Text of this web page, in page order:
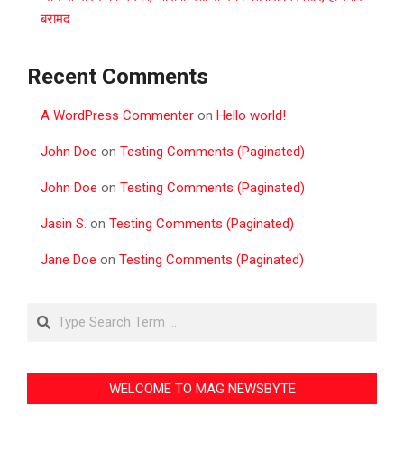
बरामद
Recent Comments
A WordPress Commenter on Hello world!
John Doe on Testing Comments (Paginated)
John Doe on Testing Comments (Paginated)
Jasin S. on Testing Comments (Paginated)
Jane Doe on Testing Comments (Paginated)
Search
WELCOME TO MAG NEWSBYTE